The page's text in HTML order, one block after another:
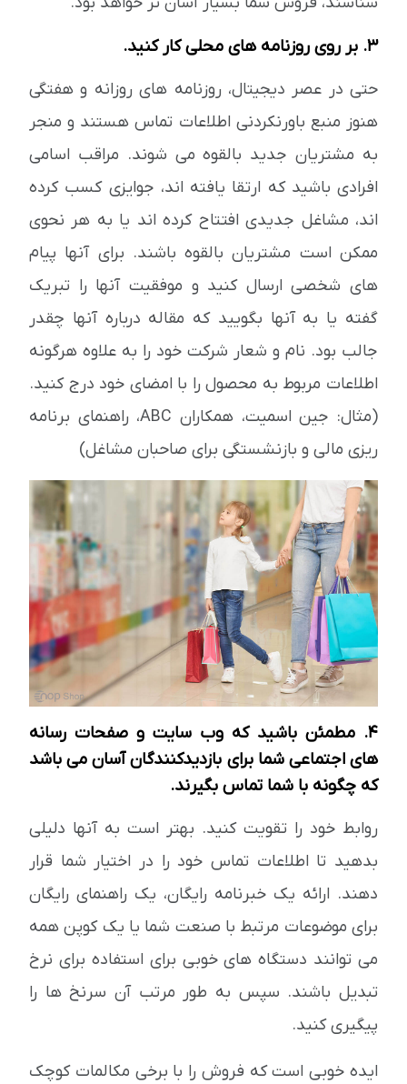
3. بر روی روزنامه های محلی کار کنید.
حتی در عصر دیجیتال، روزنامه های روزانه و هفتگی
هنوز منبع باورنکردنی اطلاعات تماس هستند و منجر
به مشتریان جدید بالقوه می شوند. مراقب اسامی
افرادی باشید که ارتقا یافته اند، جوایزی کسب کرده
اند، مشاغل جدیدی افتتاح کرده اند یا به هر نحوی
ممکن است مشتریان بالقوه باشند. برای آنها پیام
های شخصی ارسال کنید و موفقیت آنها را تبریک
گفته یا به آنها بگویید که مقاله درباره آنها چقدر
جالب بود. نام و شعار شرکت خود را به علاوه هرگونه
اطلاعات مربوط به محصول را با امضای خود درج کنید.
(مثال: جین اسمیت، همکاران ABC، ​​راهنمای برنامه
ریزی مالی و بازنشستگی برای صاحبان مشاغل)
4. مطمئن باشید که وب سایت و صفحات رسانه
های اجتماعی شما برای بازدیدکنندگان آسان می باشد
که چگونه با شما تماس بگیرند.
روابط خود را تقویت کنید. بهتر است به آنها دلیلی
بدهید تا اطلاعات تماس خود را در اختیار شما قرار
دهند. ارائه یک خبرنامه رایگان، یک راهنمای رایگان
برای موضوعات مرتبط با صنعت شما یا یک کوپن همه
می توانند دستگاه های خوبی برای استفاده برای نرخ
تبدیل باشند. سپس به طور مرتب آن سرنخ ها را
پیگیری کنید.
ایده خوبی است که فروش را با برخی مکالمات کوچک